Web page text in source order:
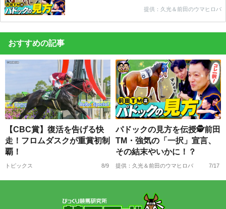
提供：久光＆前田のウマヒロバ
おすすめの記事
【CBC賞】復活を告げる快
走！フロムダスクが重賞初制
覇！
トピックス 8/9
パドックの見方を伝授🕵前田
TM・強気の「一択」宣言、
その結末やいかに！？
提供：久光＆前田のウマヒロバ 7/17